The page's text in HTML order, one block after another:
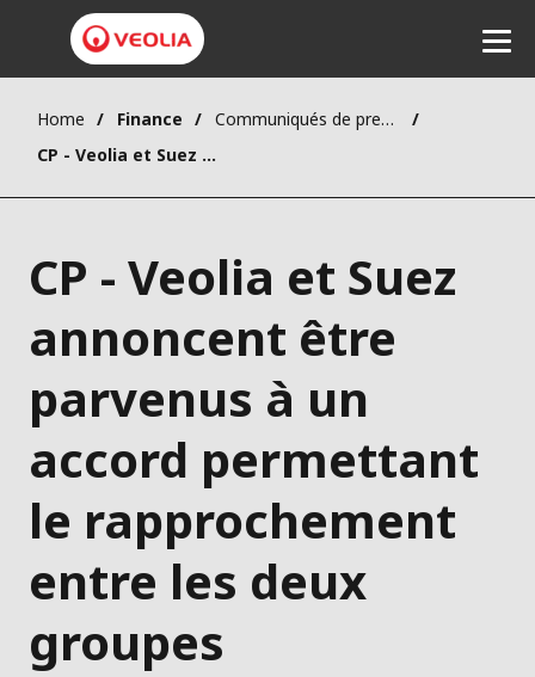
Home Finance
Communiqués de presse
CP - Veolia et Suez annoncent être parvenus à un accord permettant le rapprochement entre les deux groupes
CP - Veolia et Suez
annoncent être
parvenus à un
accord permettant
le rapprochement
entre les deux
groupes